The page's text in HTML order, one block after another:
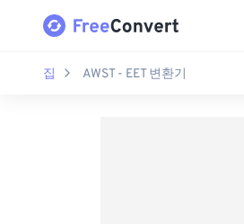
집 AWST - EET 변환기